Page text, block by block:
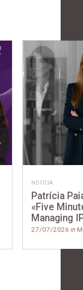
NOTÍCIA
Patrícia
«Five
Managing
27/07/2026 in